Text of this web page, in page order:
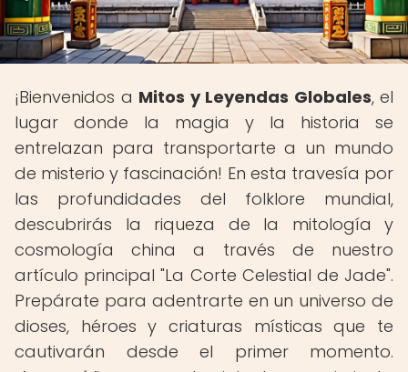
¡Bienvenidos a Mitos y Leyendas Globales, el
lugar donde la magia y la historia se
entrelazan para transportarte a un mundo
de misterio y fascinación! En esta travesía por
las profundidades del folklore mundial,
descubrirás la riqueza de la mitología y
cosmología china a través de nuestro
artículo principal "La Corte Celestial de Jade".
Prepárate para adentrarte en un universo de
dioses, héroes y criaturas místicas que te
cautivarán desde el primer momento.